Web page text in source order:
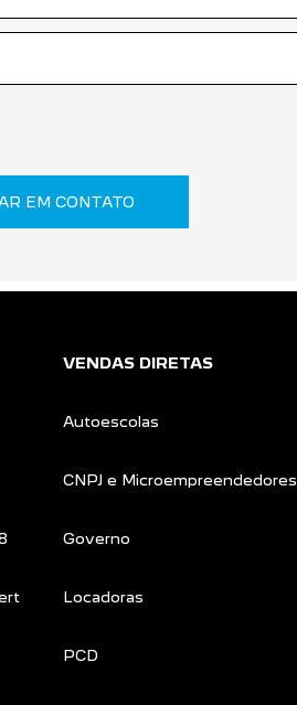
EM CONTATO
VENDAS DIRETAS
Autoescolas
CNPJ e Microempreendedores
Governo
Locadoras
PCD